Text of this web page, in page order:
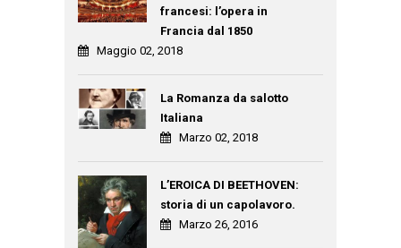
francesi: l’opera in
Francia dal 1850
Maggio 02, 2018
La Romanza da salotto
Italiana
Marzo 02, 2018
L’EROICA DI BEETHOVEN:
storia di un capolavoro.
Marzo 26, 2016